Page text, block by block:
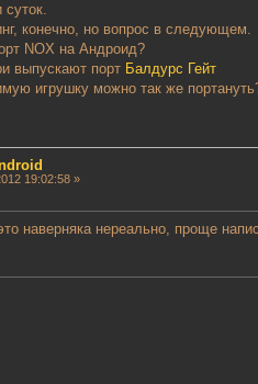
суток.
конечно, но вопрос в следующем.
NOX на Андроид?
выпускают порт Балдурс Гейт
игрушку можно так же
19:02:58 »
наверняка нереально, проще